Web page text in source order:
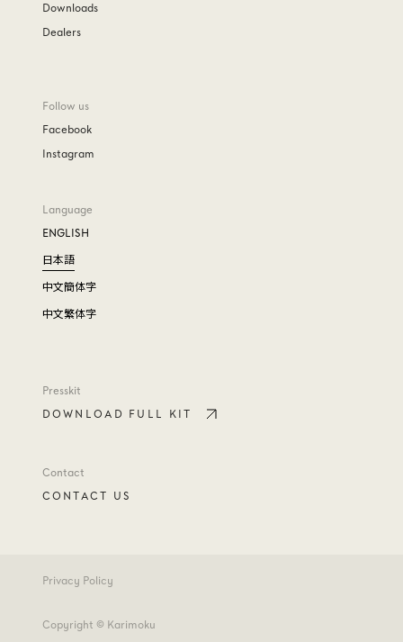
Downloads
Dealers
Follow us
Facebook
Instagram
Language
ENGLISH
日本語
中文簡体字
中文繁体字
Presskit
DOWNLOAD FULL KIT
Contact
CONTACT US
Privacy Policy
Copyright © Karimoku